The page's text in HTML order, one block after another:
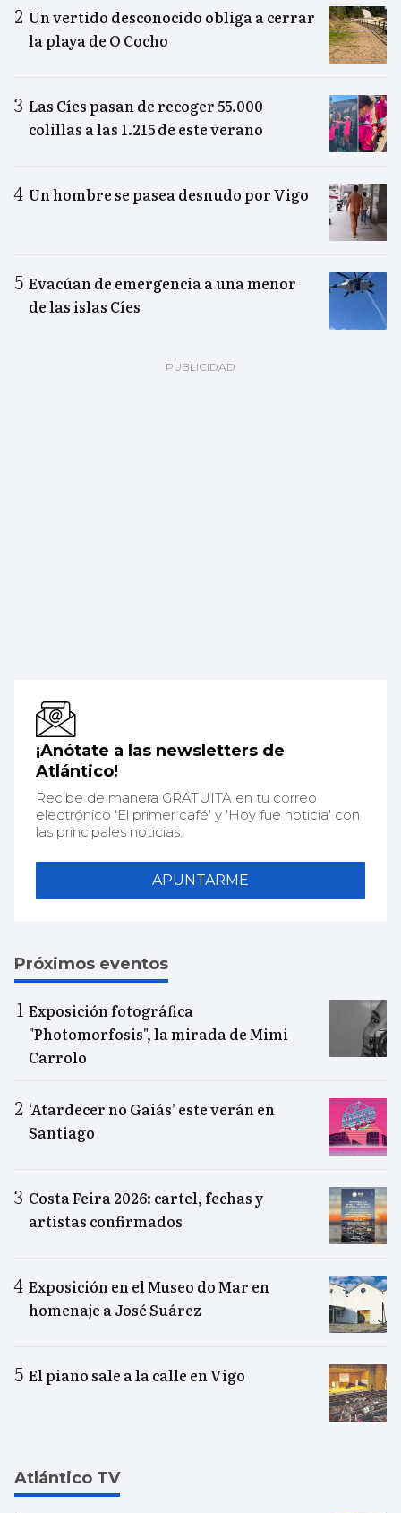
Un vertido desconocido obliga a cerrar
la playa de O Cocho
Las Cíes pasan de recoger 55.000
colillas a las 1.215 de este verano
Un hombre se pasea desnudo por Vigo
Evacúan de emergencia a una menor
de las islas Cíes
¡Anótate a las newsletters de
Atlántico!
Recibe de manera GRATUITA en tu correo
electrónico 'El primer café' y 'Hoy fue noticia' con
las principales noticias.
APUNTARME
Próximos eventos
Exposición fotográfica
"Photomorfosis", la mirada de Mimi
Carrolo
‘Atardecer no Gaiás’ este verán en
Santiago
Costa Feira 2026: cartel, fechas y
artistas confirmados
Exposición en el Museo do Mar en
homenaje a José Suárez
El piano sale a la calle en Vigo
Atlántico TV